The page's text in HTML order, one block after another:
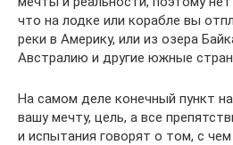
что на лодке или корабле вы
реки в Америку, или из озера
Австралию и другие южные
На самом деле конечный пункт
вашу мечту, цель, а все
и испытания говорят о том, с